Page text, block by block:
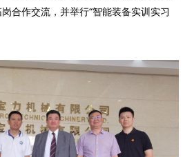
合作交流，并举行“智能装备实训实习